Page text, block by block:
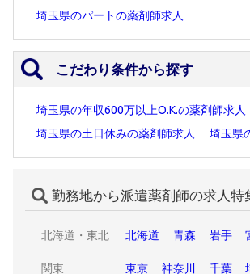
埼玉県のパートの薬剤師求人
こだわり条件から探す
埼玉県の年収600万以上O.K.の薬剤師求人
埼玉県の土日休みの薬剤師求人
埼玉県
勤務地から派遣薬剤師の求人特
北海道・東北 北海道 青森 岩手
関東 東京 神奈川 千葉